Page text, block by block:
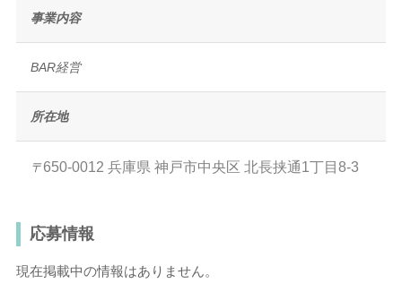
事業内容
BAR経営
所在地
〒650-0012 兵庫県 神戸市中央区 北長挟通1丁目8-3
応募情報
現在掲載中の情報はありません。